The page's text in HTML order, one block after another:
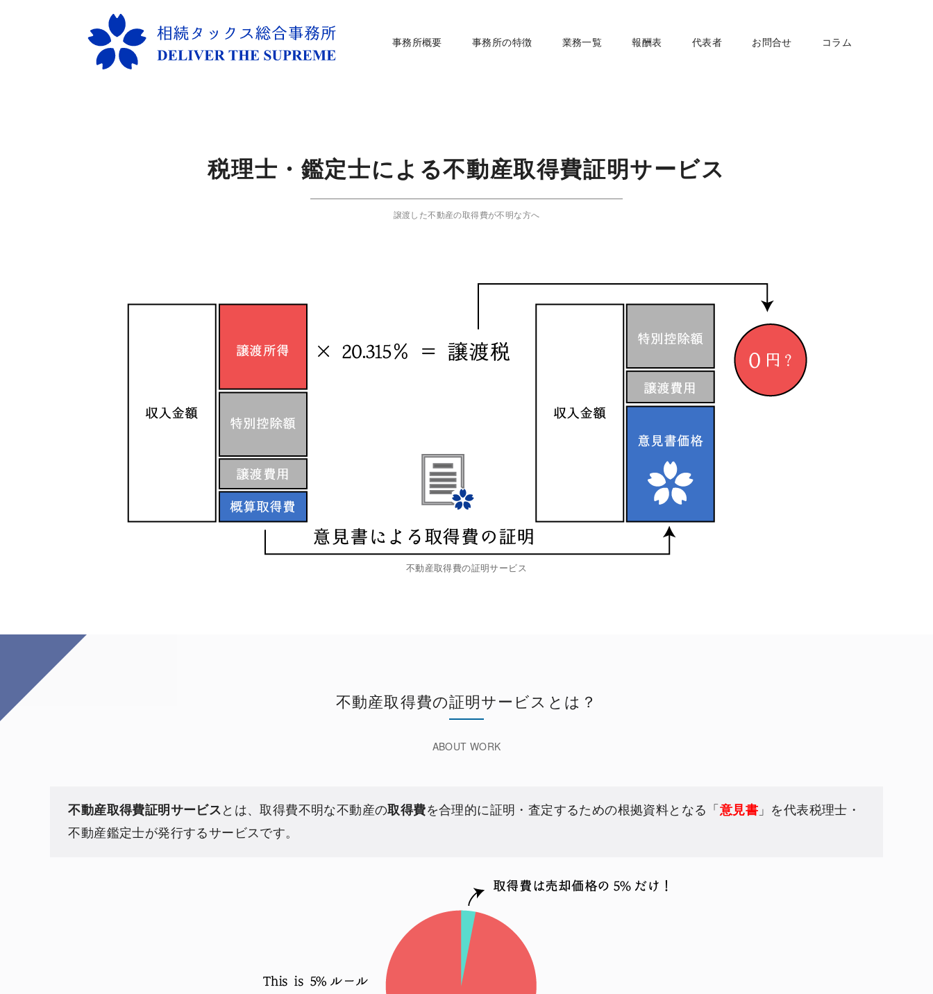
事務所概要 事務所の特徴 業務一覧 報酬表 代表者 お問合せ コラム
税理士・鑑定士による不動産取得費証明サービス
譲渡した不動産の取得費が不明な方へ
不動産取得費の証明サービス
不動産取得費の証明サービスとは？
不動産取得費証明サービス とは、取得費不明な不動産の取得費を合理的に証明・査定するための根拠資料となる「 意見書 」を代表税理士・
不動産鑑定士が発行するサービスです。